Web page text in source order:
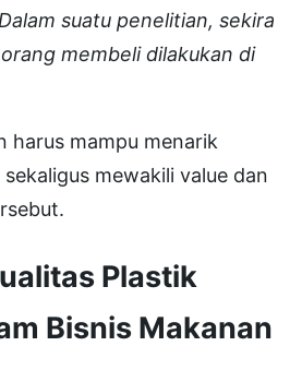
suatu penelitian, sekira
membeli dilakukan di
harus mampu menarik
mewakili value dan
Plastik
Bisnis Makanan